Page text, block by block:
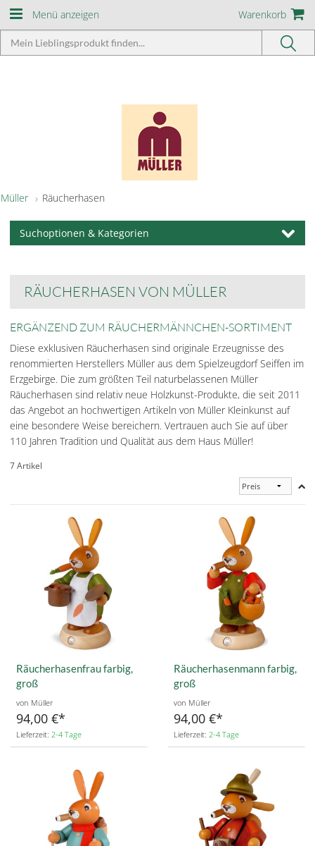
Menü anzeigen Warenkorb
Müller Räucherhasen
Suchoptionen & Kategorien
RÄUCHERHASEN VON MÜLLER
ERGÄNZEND ZUM RÄUCHERMÄNNCHEN-SORTIMENT
Diese exklusiven Räucherhasen sind originale Erzeugnisse des
renommierten Herstellers Müller aus dem Spielzeugdorf Seiffen im
Erzgebirge. Die zum größten Teil naturbelassenen Müller
Räucherhasen sind relativ neue Holzkunst-Produkte, die seit 2011
das Angebot an hochwertigen Artikeln von Müller Kleinkunst auf
eine besondere Weise bereichern. Vertrauen auch Sie auf über
110 Jahren Tradition und Qualität aus dem Haus Müller!
7 Artikel
Räucherhasenfrau farbig,
groß
von Müller
94,00 €
Lieferzeit: 2-4 Tage
Räucherhasenmann farbig,
groß
von Müller
94,00 €
Lieferzeit: 2-4 Tage